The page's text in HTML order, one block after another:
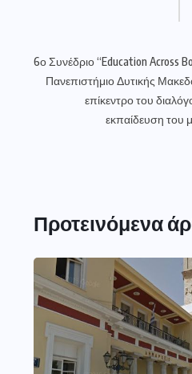
6ο Συνέδριο “Education Across
Πανεπιστήμιο Δυτικής
επίκεντρο του
εκπαίδευση του
Προτεινόμενα